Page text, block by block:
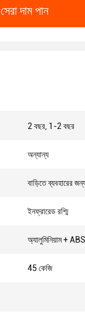
সেরা দাম পান
2 বছর, 1-2 বছর
অন্যান্য
বাড়িতে ব্যবহারের
ইনফ্রারেড রশ্মি
অ্যালুমিনিয়াম + ABS
45 কেজি